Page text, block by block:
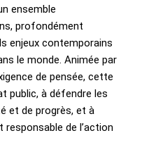
ensemble
profondément
enjeux contemporains
le monde. Animée par
de pensée, cette
public, à défendre les
et de progrès, et à
de l’action